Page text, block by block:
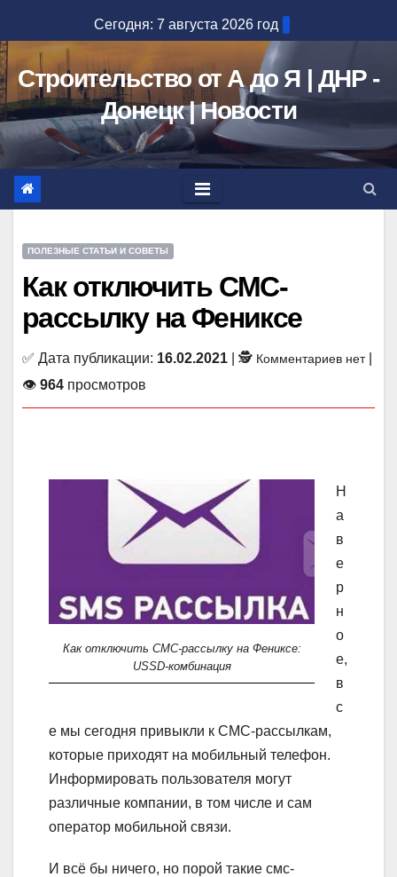
к
содержимому
Сегодня: 7 августа 2026 год
Строительство от А до Я | ДНР -
Донецк | Новости
ПОЛЕЗНЫЕ СТАТЬИ И СОВЕТЫ
Как отключить СМС-
рассылку на Фениксе
✅ Дата публикации: 16.02.2021 | 🕵 Комментариев нет|
👁 964 просмотров
Как отключить СМС-рассылку на Фениксе:
USSD-комбинация
Н
а
в
е
р
н
о
е,
в
с
е мы сегодня привыкли к СМС-рассылкам,
которые приходят на мобильный телефон.
Информировать пользователя могут
различные компании, в том числе и сам
оператор мобильной связи.
И всё бы ничего, но порой такие смс-